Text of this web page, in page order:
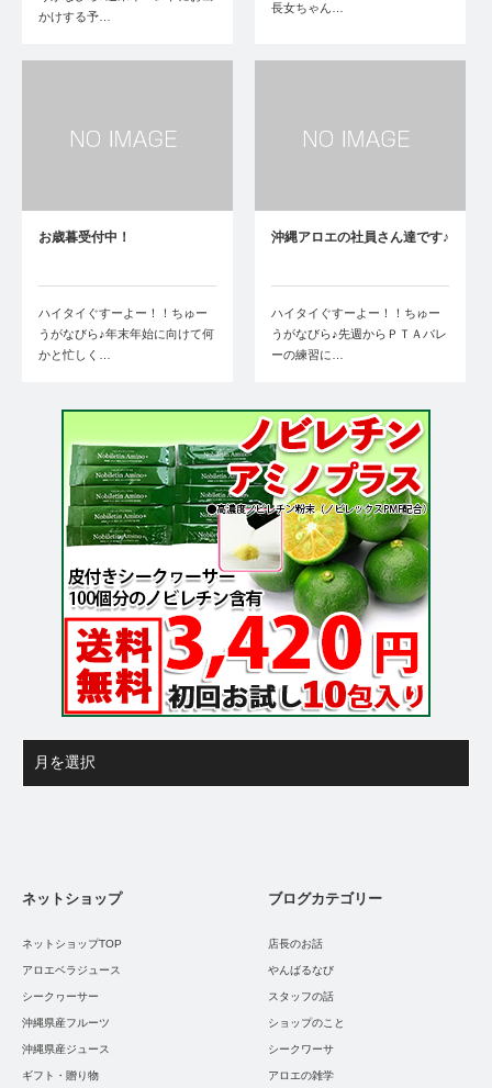
かけする予…
長女ちゃん…
お歳暮受付中！
ハイタイぐすーよー！！ちゅー
うがなびら♪年末年始に向けて何
かと忙しく…
沖縄アロエの社員さん達です♪
ハイタイぐすーよー！！ちゅー
うがなびら♪先週からＰＴＡバレ
ーの練習に…
ネットショップ
ネットショップTOP
アロエベラジュース
シークヮーサー
沖縄県産フルーツ
沖縄県産ジュース
ギフト・贈り物
ブログカテゴリー
店長のお話
やんばるなび
スタッフの話
ショップのこと
シークワーサ
アロエの雑学